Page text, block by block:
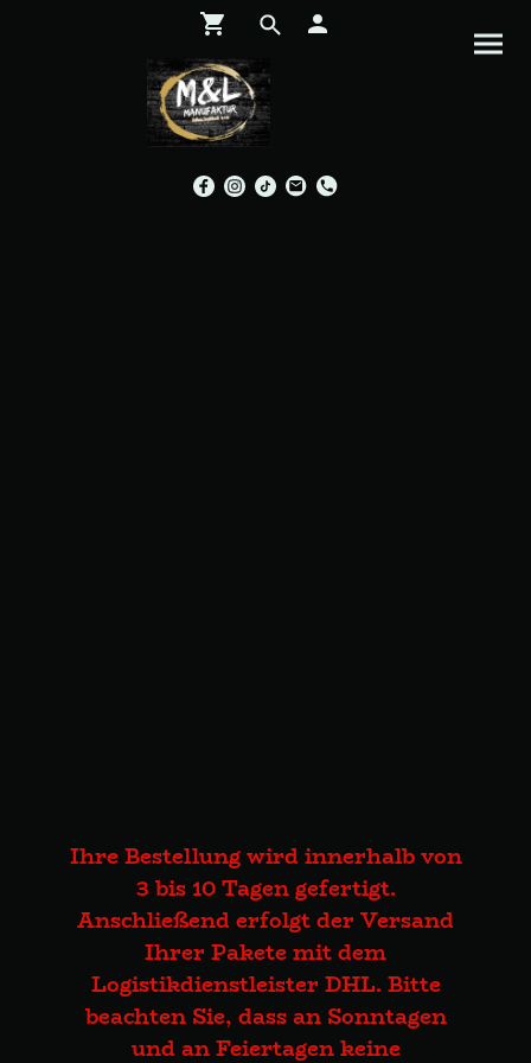
Ihre Bestellung wird innerhalb von
3 bis 10 Tagen gefertigt.
Anschließend erfolgt der Versand
Ihrer Pakete mit dem
Logistikdienstleister DHL. Bitte
beachten Sie, dass an Sonntagen
und an Feiertagen keine